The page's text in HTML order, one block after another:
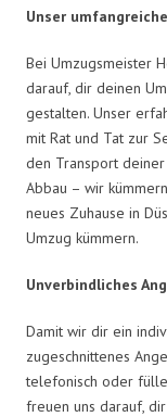
Unser
Bei Umzugsmeister
darauf, dir deinen
gestalten. Unser
mit Rat und Tat zur
den Transport
Abbau – wir
neues Zuhause in
Umzug kümmern.
Unverbindliches
Damit wir dir ein
zugeschnittenes
telefonisch oder
freuen uns darauf,